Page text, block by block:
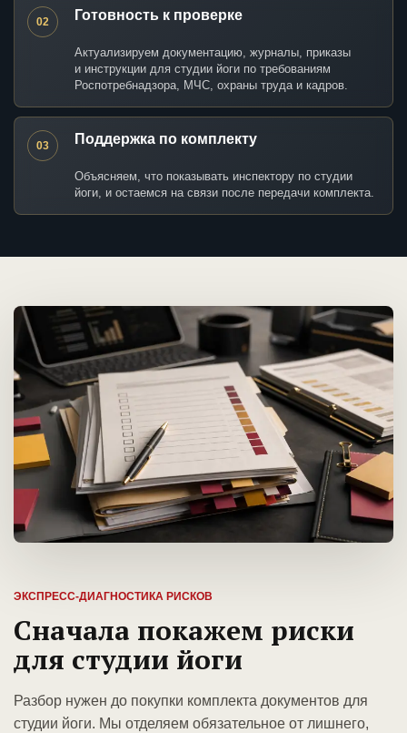
02 Готовность к проверке
Актуализируем документацию, журналы, приказы
и инструкции для студии йоги по требованиям
Роспотребнадзора, МЧС, охраны труда и кадров.
03 Поддержка по комплекту
Объясняем, что показывать инспектору по студии
йоги, и остаемся на связи после передачи комплекта.
ЭКСПРЕСС-ДИАГНОСТИКА РИСКОВ
Сначала покажем риски
для студии йоги
Разбор нужен до покупки комплекта документов для
студии йоги. Мы отделяем обязательное от лишнего,